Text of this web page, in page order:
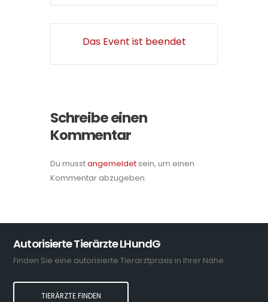
Das Event ist beendet
Schreibe einen
Kommentar
Du musstangemeldet sein, um einen
Kommentar abzugeben.
Autorisierte Tierärzte LHundG
Finden Sie eine autorisierte Tierarztpraxis in Ihrer Nähe.
TIERÄRZTE FINDEN